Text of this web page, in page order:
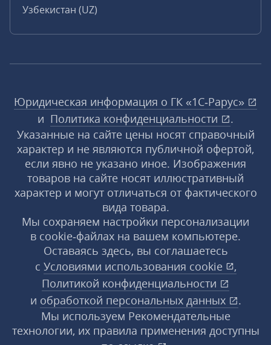
Узбекистан (UZ)
Юридическая информация о ГК «1С‑Рарус»
и Политика конфиденциальности
.
Указанные на сайте цены носят справочный
характер и не являются публичной офертой,
если явно не указано иное. Изображения
товаров на сайте носят иллюстративный
характер и могут отличаться от фактического
вида товара.
Мы сохраняем настройки персонализации
в cookie‑файлах на вашем компьютере.
Оставаясь здесь, вы соглашаетесь
с Условиями использования cookie
,
Политикой конфиденциальности
и обработкой персональных данных
.
Мы используем Рекомендательные
технологии, их правила применения доступны